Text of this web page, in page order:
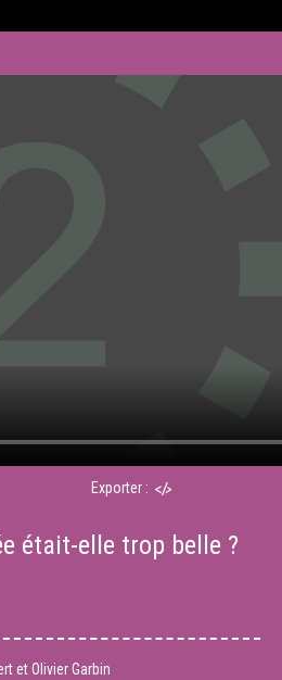
Exporter :
était-elle trop belle ?
et Olivier Garbin